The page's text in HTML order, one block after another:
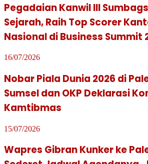
Pegadaian Kanwil III
Sejarah, Raih Top Scorer
Nasional di Business Summit
16/07/2026
Nobar Piala Dunia 2026 di
Sumsel dan OKP Deklarasi
Kamtibmas
15/07/2026
Wapres Gibran Kunker ke